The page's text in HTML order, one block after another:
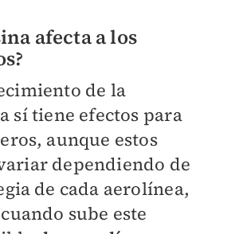
afecta a los
de la
sí tiene efectos para
aunque estos
dependiendo de
de cada aerolínea,
sube este